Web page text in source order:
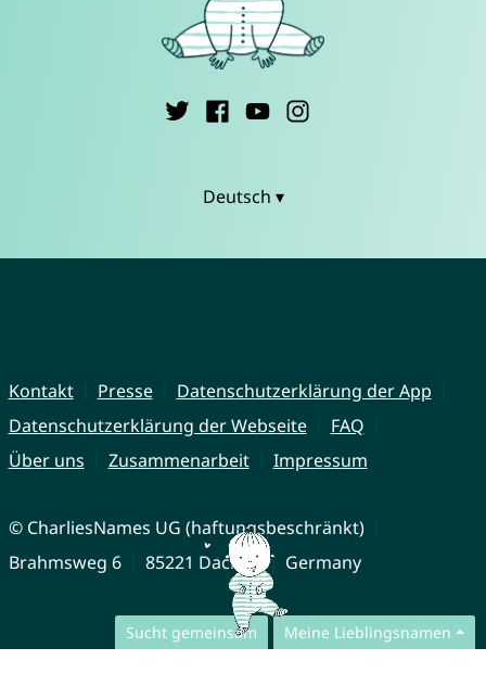
Sucht gemeinsam Meine Lieblingsnamen
Deutsch ▾
Kontakt Presse
Datenschutzerklärung der App
Datenschutzerklärung der Webseite
FAQ
Über uns
Zusammenarbeit Impressum
© CharliesNames UG (haftungsbeschränkt)
Brahmsweg 6
85221 Dachau Germany